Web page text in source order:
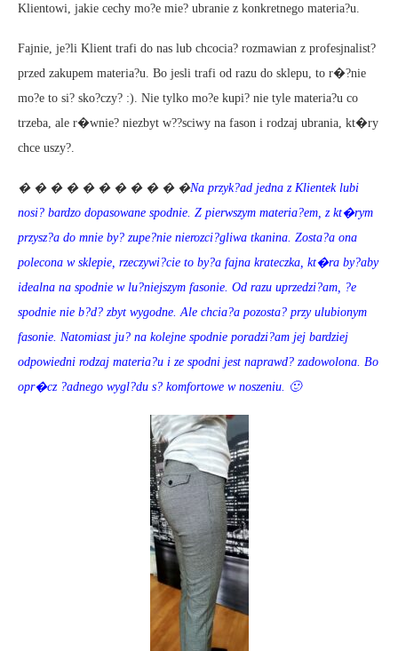
Klientowi, jakie cechy mo?e mie? ubranie z konkretnego materia?u.
Fajnie, je?li Klient trafi do nas lub chcocia? rozmawian z profesjnalist?
przed zakupem materia?u. Bo jesli trafi od razu do sklepu, to r�?nie
mo?e to si? sko?czy? :). Nie tylko mo?e kupi? nie tyle materia?u co
trzeba, ale r�wnie? niezbyt w??sciwy na fason i rodzaj ubrania, kt�ry
chce uszy?.
� � � � � � � � � � �Na przyk?ad jedna z Klientek lubi
nosi? bardzo dopasowane spodnie. Z pierwszym materia?em, z kt�rym
przysz?a do mnie by? zupe?nie nierozci?gliwa tkanina. Zosta?a ona
polecona w sklepie, rzeczywi?cie to by?a fajna krateczka, kt�ra by?aby
idealna na spodnie w lu?niejszym fasonie. Od razu uprzedzi?am, ?e
spodnie nie b?d? zbyt wygodne. Ale chcia?a pozosta? przy ulubionym
fasonie. Natomiast ju? na kolejne spodnie poradzi?am jej bardziej
odpowiedni rodzaj materia?u i ze spodni jest naprawd? zadowolona. Bo
opr�cz ?adnego wygl?du s? komfortowe w noszeniu. 🙂